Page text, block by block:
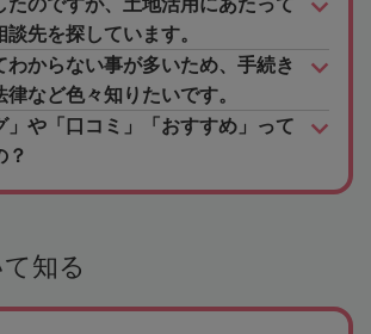
たのですが、土地活用にあたって
先を探しています。
わからない事が多いため、手続き
など色々知りたいです。
」や「口コミ」「おすすめ」って
？
知る